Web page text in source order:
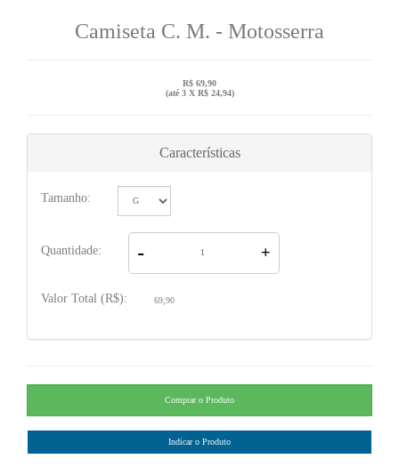
Camiseta C. M. - Motosserra
R$ 69,90
(até 3 X R$ 24,94)
Características
Tamanho:
Quantidade: - +
Valor Total (R$): 69,90